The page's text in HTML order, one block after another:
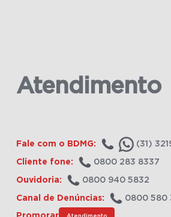
Atendimento
Fale com o BDMG: (31)
Cliente fone: 0800 283 8337
Ouvidoria: 0800 940 5832
Canal de Denúncias: 0800 580
Atendimento